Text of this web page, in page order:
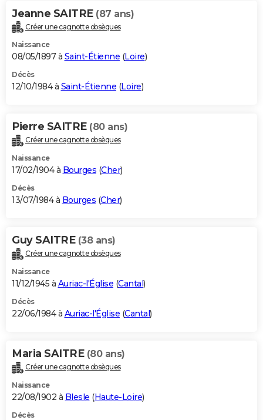
Jeanne SAITRE (87 ans)
Créer une cagnotte obsèques
Naissance
08/05/1897 à Saint-Étienne (Loire)
Décès
12/10/1984 à Saint-Étienne (Loire)
Pierre SAITRE (80 ans)
Créer une cagnotte obsèques
Naissance
17/02/1904 à Bourges (Cher)
Décès
13/07/1984 à Bourges (Cher)
Guy SAITRE (38 ans)
Créer une cagnotte obsèques
Naissance
11/12/1945 à Auriac-l'Église (Cantal)
Décès
22/06/1984 à Auriac-l'Église (Cantal)
Maria SAITRE (80 ans)
Créer une cagnotte obsèques
Naissance
22/08/1902 à Blesle (Haute-Loire)
Décès